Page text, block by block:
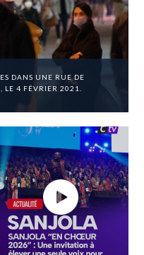
DANS UNE RUE DE
LE 4 FÉVRIER 2021.